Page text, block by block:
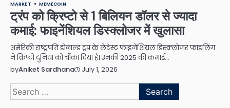
MARKET MEMECOIN
ट्रंप को क्रिप्टो से 1 बिलियन डॉलर से ज्यादा
कमाई: फाइनेंशियल डिस्क्लोजर में खुलासा
अमेरिकी राष्ट्रपति डोनाल्ड ट्रंप के लेटेस्ट फाइनेंशियल डिस्क्लोजर फाइलिंग
ने क्रिप्टो दुनिया को चौंका दिया है। उनकी 2025 की कमाई…
byAniket Sardhana July 1, 2026
Search
for: